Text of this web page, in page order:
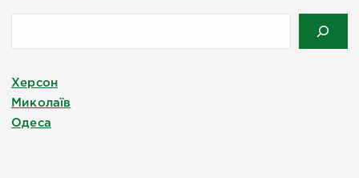
Херсон
Миколаїв
Одеса